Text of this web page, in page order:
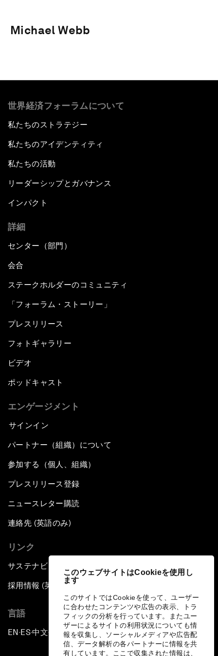
このウェブサイトはCookieを使用し
ます
このサイトではCookieを使って、ユーザー
に合わせたコンテンツや広告の表示、トラ
フィックの分析を行っています。またユー
ザーによるサイトの利用状況についても情
報を収集し、ソーシャルメディアや広告配
信、データ解析の各パートナーに情報を共
有しています。ここで収集された情報は、
Michael Webb
世界経済フォーラムについて
私たちのストラテジー
私たちのアイデンティティ
私たちの活動
リーダーシップとガバナンス
インパクト
詳細
センター（部門）
会合
ステークホルダーのコミュニティ
「フォーラム・ストーリー」
プレスリリース
フォトギャラリー
ビデオ
ポッドキャスト
エンゲージメント
サインイン
パートナー（組織）について
参加する（個人、組織）
プレスリリース登録
ニュースレター購読
連絡先 (英語のみ)
リンク
サステナビリティへの取り組み
採用情報 (英語のみ)
言語
EN ▪ES▪中文▪ 日本語